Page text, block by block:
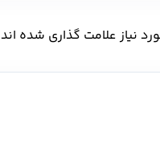
نیاز علامت گذاری شده اند